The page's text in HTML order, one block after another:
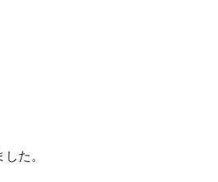
た。